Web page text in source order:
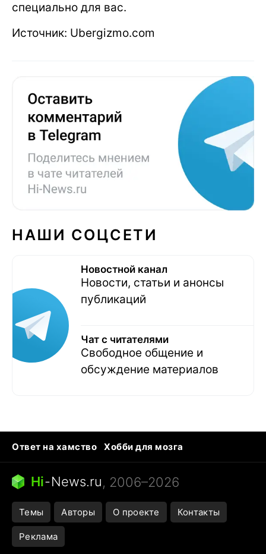
специально для вас.
Источник: Ubergizmo.com
НАШИ СОЦСЕТИ
Новостной канал
Новости, статьи и анонсы
публикаций
Чат с читателями
Свободное общение и
обсуждение материалов
Ответ на хамство
Хобби для мозга
Бензин 100 vs 95
Тунцы в океанариуме
Следующая пандемия
Hi-News.ru, 2006–2026
Темы Авторы О проекте Контакты
Реклама